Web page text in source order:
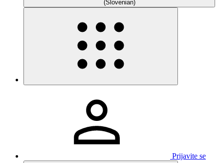
(Slovenian)
Prijavite se